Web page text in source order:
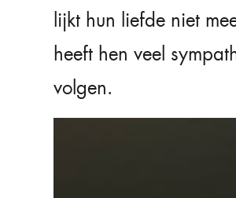
lijkt hun liefde niet
heeft hen veel
volgen.